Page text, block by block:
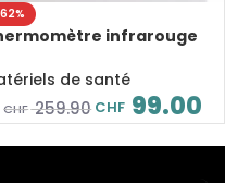
infrarouge
de santé
CHF259.90 CHF 99.00